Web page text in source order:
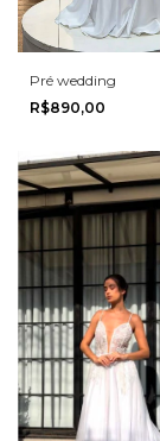
Pré wedding
R$890,00